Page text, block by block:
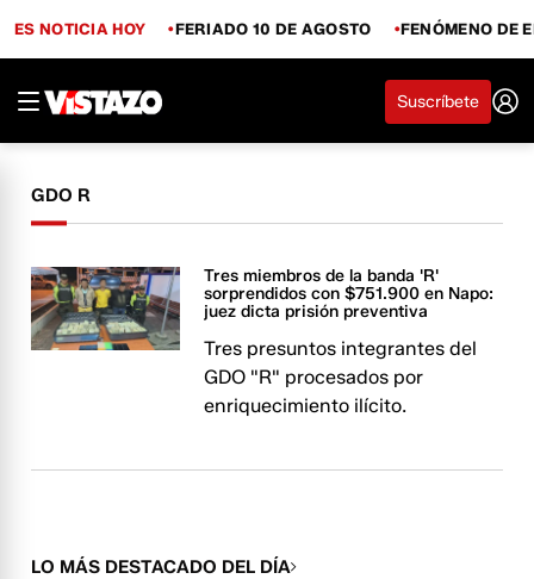
ES NOTICIA HOY FERIADO 10 DE AGOSTO FENÓMENO DE
Suscríbete
GDO R
Tres miembros de la banda 'R'
sorprendidos con $751.900 en Napo:
juez dicta prisión preventiva
Tres presuntos integrantes del
GDO "R" procesados por
enriquecimiento ilícito.
LO MÁS DESTACADO DEL DÍA